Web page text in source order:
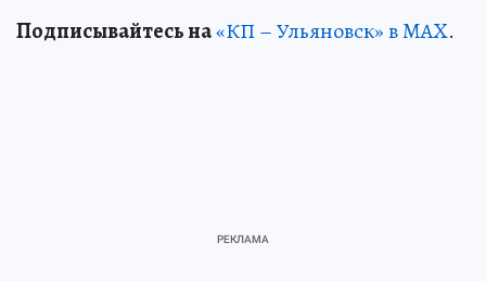
Подписывайтесь на«КП – Ульяновск» в MAX.